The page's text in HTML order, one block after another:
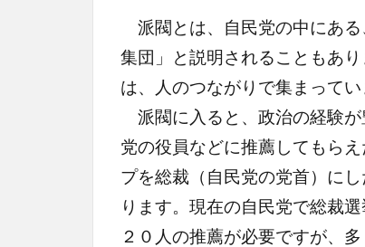
派閥とは、自民党の中にあ
集団」と説明されることもあ
は、人のつながりで集まって
派閥に入ると、政治の経験が
党の役員などに推薦してもら
プを総裁（自民党の党首）に
ります。現在の自民党で総裁
２０人の推薦が必要ですが、